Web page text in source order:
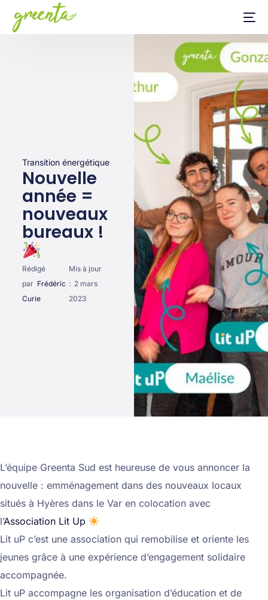
Transition énergétique
Nouvelle
année =
nouveaux
bureaux !
Rédigé
par Frédéric
Curie
Mis à jour
: 2 mars
2023
L’équipe Greenta Sud est heureuse de vous annoncer la
nouvelle : emménagement dans des nouveaux locaux
situés à Hyères dans le Var en colocation avec
l’Association Lit Up
Lit uP c’est une association qui remobilise et oriente les
jeunes grâce à une expérience d’engagement solidaire
accompagnée.
‍Lit uP accompagne les organisation d’éducation et de